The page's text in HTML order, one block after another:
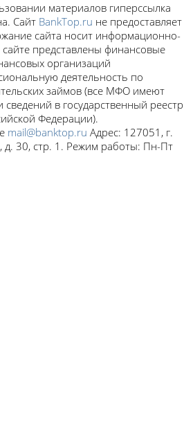
материалов гиперссылка
Сайт BankTop.ru не предоставляет
сайта носит информационно-
представлены финансовые
организаций
деятельность по
займов (все МФО имеют
сведений в государственный реестр
Федерации).
mail@banktop.ru Адрес: 127051, г.
д. 30, стр. 1. Режим работы: Пн-Пт